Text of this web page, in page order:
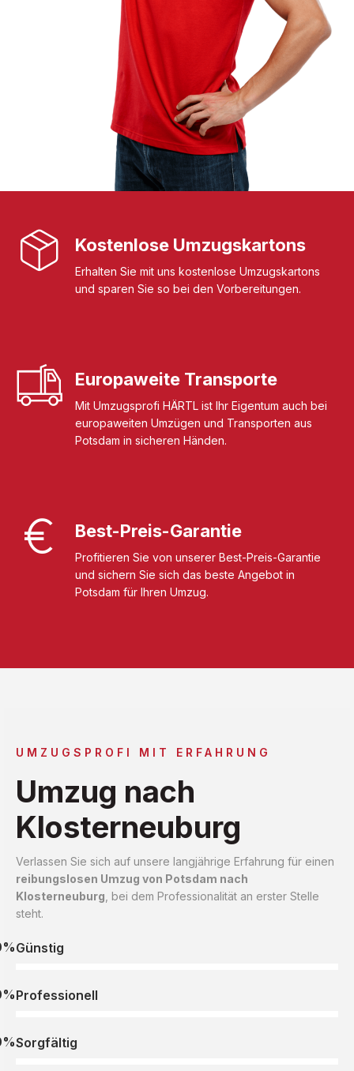
Kostenlose Umzugskartons
Erhalten Sie mit uns kostenlose Umzugskartons
und sparen Sie so bei den Vorbereitungen.
Europaweite Transporte
Mit Umzugsprofi HÄRTL ist Ihr Eigentum auch bei
europaweiten Umzügen und Transporten aus
Potsdam in sicheren Händen.
Best-Preis-Garantie
Profitieren Sie von unserer Best-Preis-Garantie
und sichern Sie sich das beste Angebot in
Potsdam für Ihren Umzug.
UMZUGSPROFI MIT ERFAHRUNG
Umzug nach
Klosterneuburg
Verlassen Sie sich auf unsere langjährige Erfahrung für einen
reibungslosen Umzug von Potsdam nach
Klosterneuburg , bei dem Professionalität an erster Stelle
steht.
Günstig
Professionell
Sorgfältig